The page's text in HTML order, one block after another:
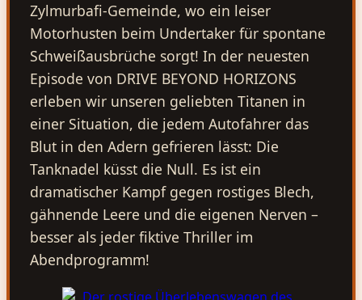
Zylmurbafi-Gemeinde, wo ein leiser
Motorhusten beim Undertaker für spontane
Schweißausbrüche sorgt! In der neuesten
Episode von DRIVE BEYOND HORIZONS
erleben wir unseren geliebten Titanen in
einer Situation, die jedem Autofahrer das
Blut in den Adern gefrieren lässt: Die
Tanknadel küsst die Null. Es ist ein
dramatischer Kampf gegen rostiges Blech,
gähnende Leere und die eigenen Nerven –
besser als jeder fiktive Thriller im
Abendprogramm!